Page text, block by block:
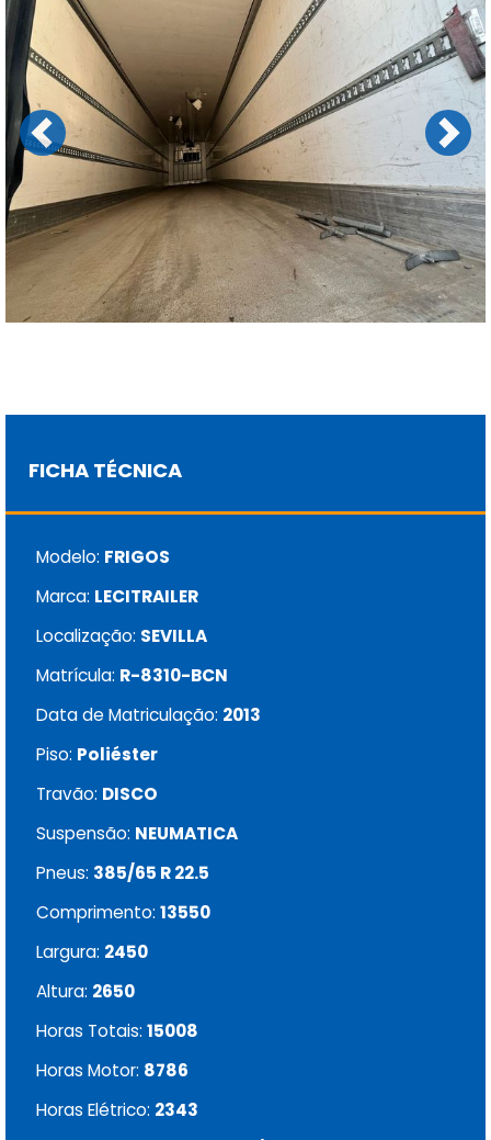
Previous Next
FICHA TÉCNICA
Modelo: FRIGOS
Marca: LECITRAILER
Localização: SEVILLA
Matrícula: R-8310-BCN
Data de Matriculação: 2013
Piso: Poliéster
Travão: DISCO
Suspensão: NEUMATICA
Pneus: 385/65 R 22.5
Comprimento: 13550
Largura: 2450
Altura: 2650
Horas Totais: 15008
Horas Motor: 8786
Horas Elétrico: 2343